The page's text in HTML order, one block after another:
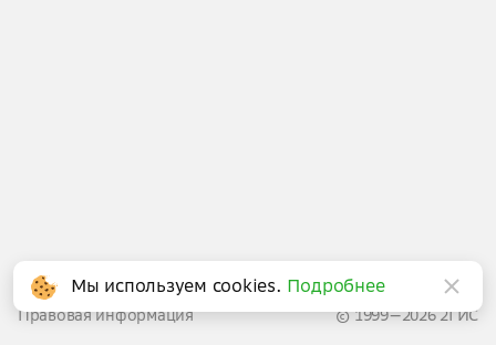
Написать в поддержку
Правовая информация
© 1999—2026 2ГИС
Мы используем cookies. Подробнее